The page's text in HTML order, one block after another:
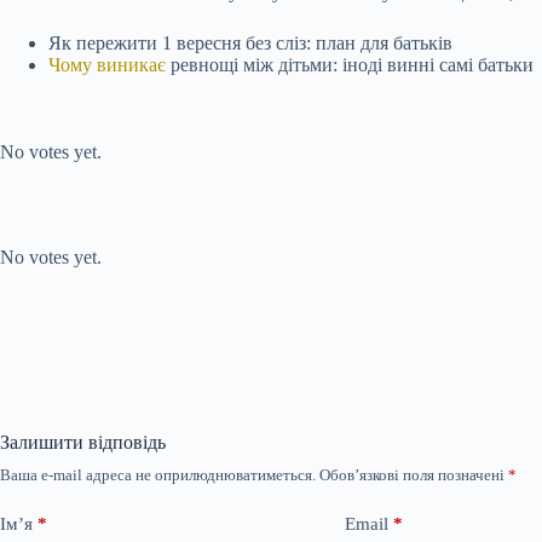
Як пережити 1 вересня без сліз: план для батьків
Чому виникає ревнощі між дітьми: іноді винні самі батьки
No votes yet.
No votes yet.
Залишити відповідь
Ваша e-mail адреса не оприлюднюватиметься. Обов’язкові поля позначені *
Ім’я * Email *